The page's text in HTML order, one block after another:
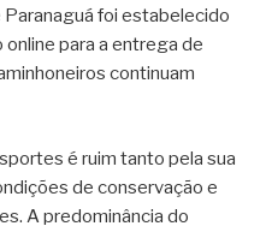
foi estabelecido
para a entrega de
continuam
é ruim tanto pela sua
de conservação e
A predominância do